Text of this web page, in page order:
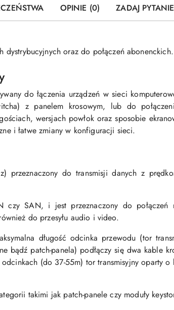
OPINIE (0) ZADAJ PYTANIE
dystrybucyjnych oraz do połączeń abonenckich.
do łączenia urządzeń w sieci
z panelem krosowym, lub do
wersjach powłok oraz sposobie
i łatwe zmiany w konfiguracji sieci.
przeznaczony do transmisji danych z
SAN, i jest przeznaczony do połączeń
do przesyłu audio i video.
długość odcinka przewodu (tor
bądź patch-panela) podłączy się dwa kable
(do 37-55m) tor transmisyjny oparty o
takimi jak patch-panele czy moduły